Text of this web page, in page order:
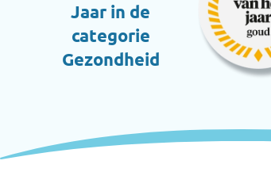
Jaar in de
categorie
Gezondheid